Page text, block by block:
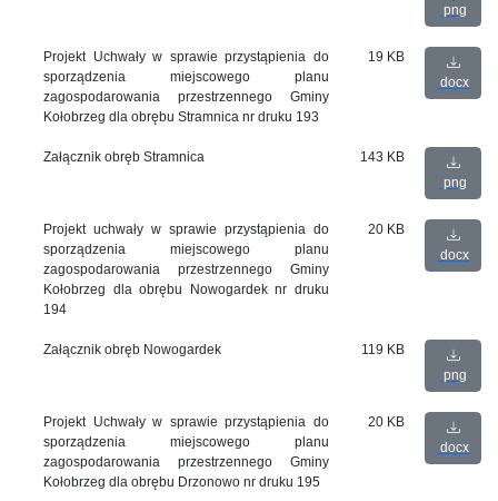
png
Projekt Uchwały w sprawie przystąpienia do
sporządzenia miejscowego planu
zagospodarowania przestrzennego Gminy
Kołobrzeg dla obrębu Stramnica nr druku 193
19 KB
docx
Załącznik obręb Stramnica
143 KB
png
Projekt uchwały w sprawie przystąpienia do
sporządzenia miejscowego planu
zagospodarowania przestrzennego Gminy
Kołobrzeg dla obrębu Nowogardek nr druku
194
20 KB
docx
Załącznik obręb Nowogardek
119 KB
png
Projekt Uchwały w sprawie przystąpienia do
sporządzenia miejscowego planu
zagospodarowania przestrzennego Gminy
Kołobrzeg dla obrębu Drzonowo nr druku 195
20 KB
docx